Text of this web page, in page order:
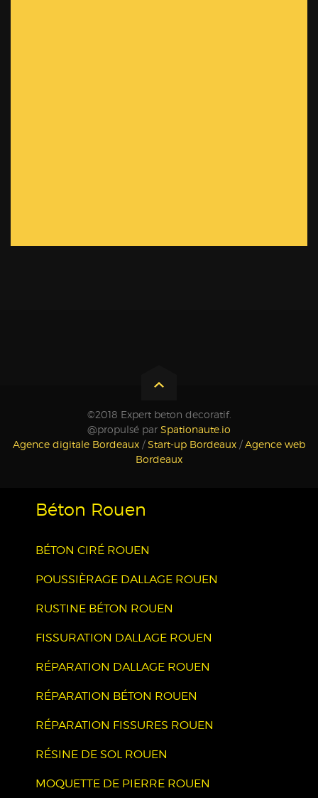
©2018 Expert beton decoratif.
@propulsé par Spationaute.io
Agence digitale Bordeaux /Start-up Bordeaux /Agence web
Bordeaux
Béton Rouen
BÉTON CIRÉ ROUEN
POUSSIÈRAGE DALLAGE ROUEN
RUSTINE BÉTON ROUEN
FISSURATION DALLAGE ROUEN
RÉPARATION DALLAGE ROUEN
RÉPARATION BÉTON ROUEN
RÉPARATION FISSURES ROUEN
RÉSINE DE SOL ROUEN
MOQUETTE DE PIERRE ROUEN